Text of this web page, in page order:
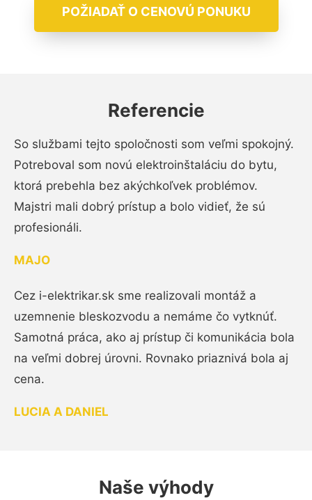
POŽIADAŤ O CENOVÚ PONUKU
Referencie
So službami tejto spoločnosti som veľmi spokojný.
Potreboval som novú elektroinštaláciu do bytu,
ktorá prebehla bez akýchkoľvek problémov.
Majstri mali dobrý prístup a bolo vidieť, že sú
profesionáli.
MAJO
Cez i-elektrikar.sk sme realizovali montáž a
uzemnenie bleskozvodu a nemáme čo vytknúť.
Samotná práca, ako aj prístup či komunikácia bola
na veľmi dobrej úrovni. Rovnako priaznivá bola aj
cena.
LUCIA A DANIEL
Naše výhody